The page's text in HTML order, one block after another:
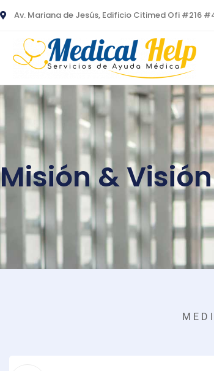
contenido
Av. Mariana de Jesús, Edificio Citimed Ofi #216
Misión & Visión
M E D